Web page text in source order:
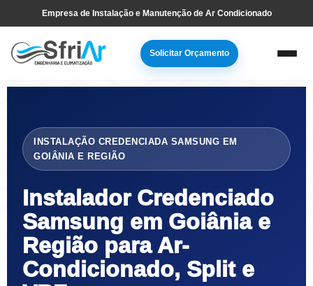
para
navegação
to
main
Empresa de Instalação e Manutenção de Ar Condicionado
Solicitar Orçamento
INSTALAÇÃO CREDENCIADA SAMSUNG EM
GOIÂNIA E REGIÃO
Instalador Credenciado
Samsung em Goiânia e
Região para Ar-
Condicionado, Split e